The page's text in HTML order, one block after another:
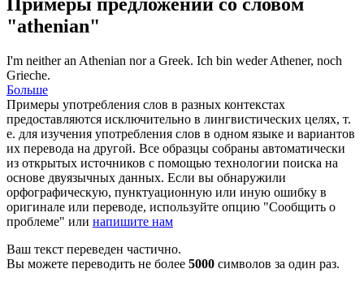
Примеры предложений со словом
"athenian"
I'm neither an Athenian nor a Greek. Ich bin wederAthener, noch
Grieche.
Больше
Примеры употребления слов в разных контекстах
предоставляются исключительно в лингвистических целях, т.
е. для изучения употребления слов в одном языке и вариантов
их перевода на другой. Все образцы собраны автоматически
из открытых источников с помощью технологии поиска на
основе двуязычных данных. Если вы обнаружили
орфографическую, пунктуационную или иную ошибку в
оригинале или переводе, используйте опцию "Сообщить о
проблеме" или напишите нам
Ваш текст переведен частично.
Вы можете переводить не более 5000 символов за один раз.